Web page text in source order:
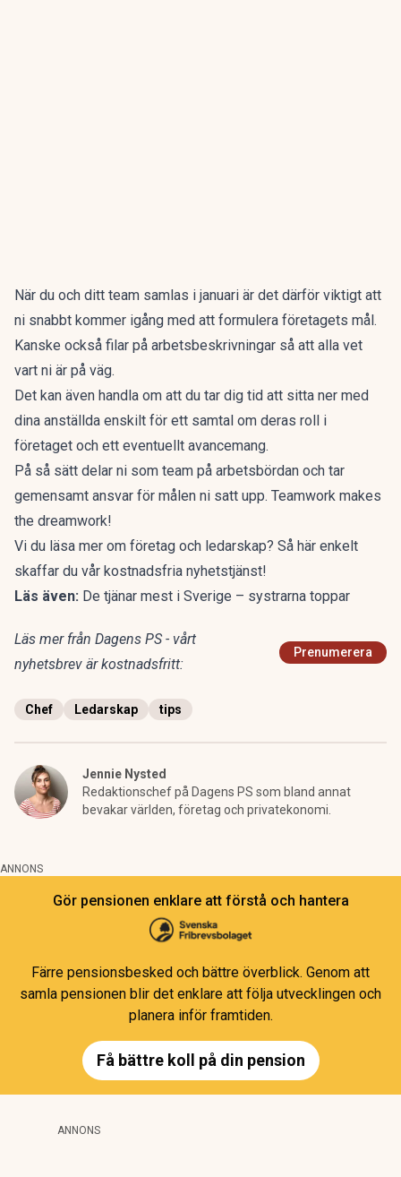
När du och ditt team samlas i januari är det därför viktigt att
ni snabbt kommer igång med att formulera företagets mål.
Kanske också filar på arbetsbeskrivningar så att alla vet
vart ni är på väg.
Det kan även handla om att du tar dig tid att sitta ner med
dina anställda enskilt för ett samtal om deras roll i
företaget och ett eventuellt avancemang.
På så sätt delar ni som team på arbetsbördan och tar
gemensamt ansvar för målen ni satt upp. Teamwork makes
the dreamwork!
Vi du läsa mer om företag och ledarskap? Så här enkelt
skaffar du vår kostnadsfria nyhetstjänst!
Läs även: De tjänar mest i Sverige – systrarna toppar
Läs mer från Dagens PS - vårt
nyhetsbrev är kostnadsfritt:
Prenumerera
Chef Ledarskap tips
Jennie Nysted
Redaktionschef på Dagens PS som bland annat
bevakar världen, företag och privatekonomi.
ANNONS
Gör pensionen enklare att förstå och hantera
Färre pensionsbesked och bättre överblick. Genom att
samla pensionen blir det enklare att följa utvecklingen och
planera inför framtiden.
Få bättre koll på din pension
ANNONS